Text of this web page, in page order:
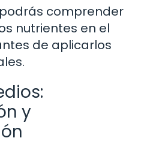
comprender
nutrientes en el
de aplicarlos
y